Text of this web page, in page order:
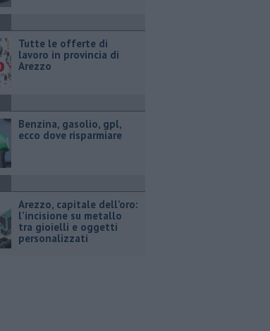
​Tutte le offerte di
lavoro in provincia di
Arezzo
​Benzina, gasolio, gpl,
ecco dove risparmiare
Arezzo, capitale dell’oro:
l’incisione su metallo
tra gioielli e oggetti
personalizzati